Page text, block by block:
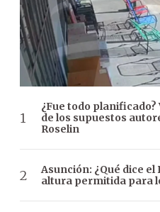
¿Fue todo
de los supuestos
Roselin
Asunción: ¿Qué dice
altura permitida para